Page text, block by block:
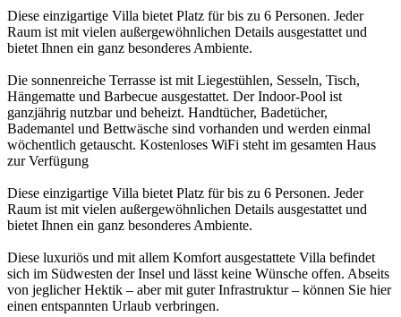
Diese einzigartige Villa bietet Platz für bis zu 6 Personen. Jeder
Raum ist mit vielen außergewöhnlichen Details ausgestattet und
bietet Ihnen ein ganz besonderes Ambiente.
Die sonnenreiche Terrasse ist mit Liegestühlen, Sesseln, Tisch,
Hängematte und Barbecue ausgestattet. Der Indoor-Pool ist
ganzjährig nutzbar und beheizt. Handtücher, Badetücher,
Bademantel und Bettwäsche sind vorhanden und werden einmal
wöchentlich getauscht. Kostenloses WiFi steht im gesamten Haus
zur Verfügung
Diese einzigartige Villa bietet Platz für bis zu 6 Personen. Jeder
Raum ist mit vielen außergewöhnlichen Details ausgestattet und
bietet Ihnen ein ganz besonderes Ambiente.
Diese luxuriös und mit allem Komfort ausgestattete Villa befindet
sich im Südwesten der Insel und lässt keine Wünsche offen. Abseits
von jeglicher Hektik – aber mit guter Infrastruktur – können Sie hier
einen entspannten Urlaub verbringen.